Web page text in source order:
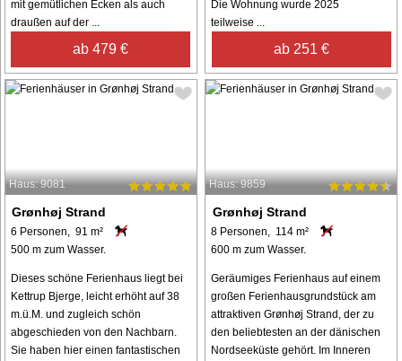
mit gemütlichen Ecken als auch
draußen auf der ...
ab 479 €
Die Wohnung wurde 2025
teilweise ...
ab 251 €
Haus: 9081
Grønhøj Strand
6 Personen, 91 m²
500 m zum Wasser.
Dieses schöne Ferienhaus liegt bei
Kettrup Bjerge, leicht erhöht auf 38
m.ü.M. und zugleich schön
abgeschieden von den Nachbarn.
Sie haben hier einen fantastischen
Haus: 9859
Grønhøj Strand
8 Personen, 114 m²
600 m zum Wasser.
Geräumiges Ferienhaus auf einem
großen Ferienhausgrundstück am
attraktiven Grønhøj Strand, der zu
den beliebtesten an der dänischen
Nordseeküste gehört. Im Inneren